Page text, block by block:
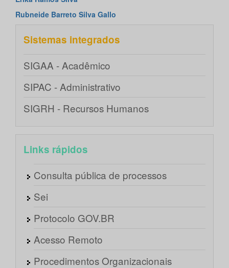
Rubneide Barreto Silva Gallo
Sistemas integrados
SIGAA - Acadêmico
SIPAC - Administrativo
SIGRH - Recursos Humanos
Links rápidos
Consulta pública de processos
Sei
Protocolo GOV.BR
Acesso Remoto
Procedimentos Organizacionais